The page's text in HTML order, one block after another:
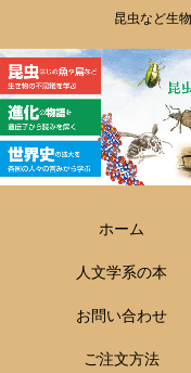
昆虫など生
ホーム
人文学系の本
お問い合わせ
ご注文方法